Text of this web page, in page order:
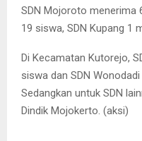
SDN Mojoroto menerima
19 siswa, SDN Kupang 1
Di Kecamatan Kutorejo,
siswa dan SDN
Sedangkan untuk SDN
Dindik Mojokerto. (aksi)